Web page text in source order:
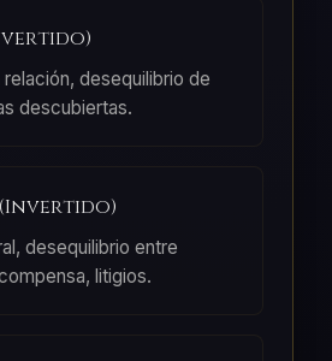
relación, desequilibrio de
descubiertas.
(Invertido)
desequilibrio entre
litigios.